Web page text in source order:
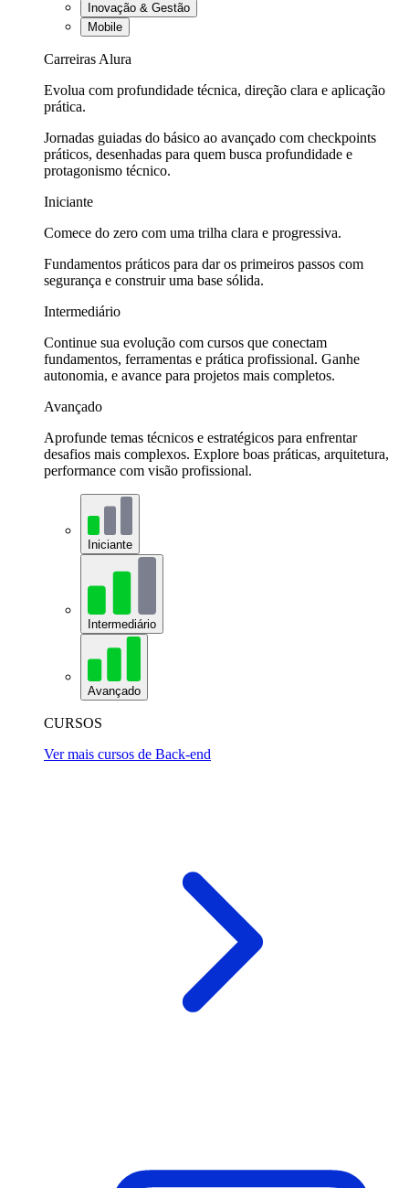
Inovação & Gestão
Mobile
Carreiras Alura
Evolua com profundidade técnica, direção clara e aplicação
prática.
Jornadas guiadas do básico ao avançado com checkpoints
práticos, desenhadas para quem busca profundidade e
protagonismo técnico.
Iniciante
Comece do zero com uma trilha clara e progressiva.
Fundamentos práticos para dar os primeiros passos com
segurança e construir uma base sólida.
Intermediário
Continue sua evolução com cursos que conectam
fundamentos, ferramentas e prática profissional. Ganhe
autonomia, e avance para projetos mais completos.
Avançado
Aprofunde temas técnicos e estratégicos para enfrentar
desafios mais complexos. Explore boas práticas, arquitetura,
performance com visão profissional.
Iniciante
Intermediário
Avançado
CURSOS
Ver mais cursos de Back-end